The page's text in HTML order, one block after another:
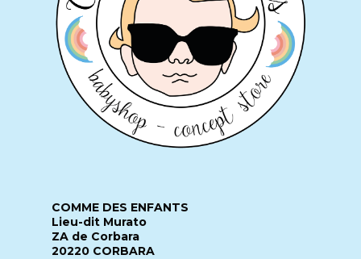
COMME DES ENFANTS
Lieu-dit Murato
ZA de Corbara
20220 CORBARA